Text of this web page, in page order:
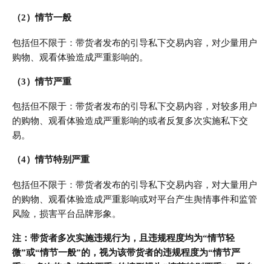
（2）情节一般
包括但不限于：带货者发布的引导私下交易内容，对少量用户
购物、观看体验造成严重影响的。
（3）情节严重
包括但不限于：带货者发布的引导私下交易内容，对较多用户
的购物、观看体验造成严重影响的或者反复多次实施私下交
易。
（4）情节特别严重
包括但不限于：带货者发布的引导私下交易内容，对大量用户
的购物、观看体验造成严重影响或对平台产生舆情事件和监管
风险，损害平台品牌形象。
注：带货者多次实施违规行为，且违规程度均为“情节轻
微”或“情节一般”的，视为该带货者的违规程度为“情节严